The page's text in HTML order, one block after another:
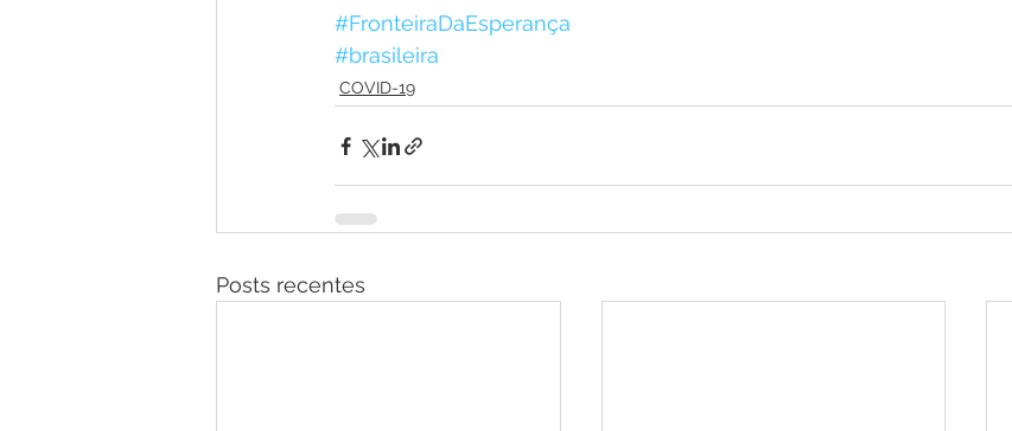
#FronteiraDaEsperança
#brasileira
COVID-19
Posts recentes